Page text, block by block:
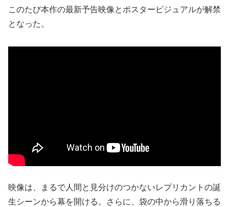
このたび本作の最新予告映像とポスタービジュアルが解禁
となった。
映像は、まるで人間と見分けのつかないレプリカントの誕
生シーンから幕を開ける。さらに、袋の中から滑り落ちる